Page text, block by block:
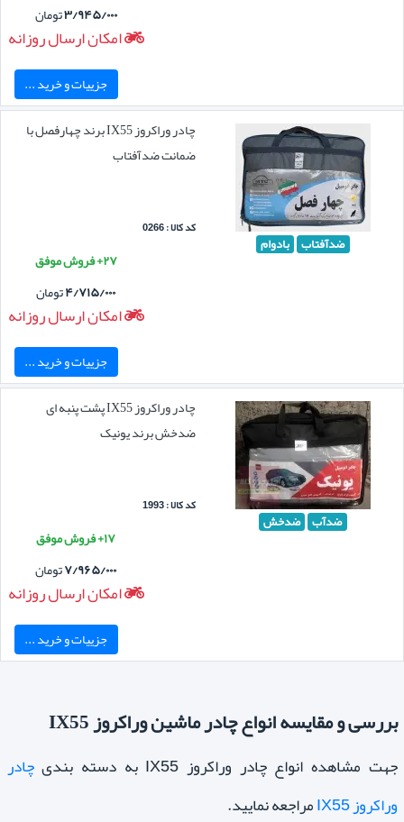
۳/۹۴۵/۰۰۰تومان
امکان ارسال روزانه
جزییات و خرید ...
ضدآفتاب بادوام
چادر وراکروز IX55 برند چهارفصل با
ضمانت ضدآفتاب
کد کالا : 0266
۲۷+ فروش موفق
۴/۷۱۵/۰۰۰تومان
امکان ارسال روزانه
جزییات و خرید ...
ضدآب ضدخش
چادر وراکروز IX55 پشت پنبه ای
ضدخش برند یونیک
کد کالا : 1993
۱۷+ فروش موفق
۷/۹۶۵/۰۰۰تومان
امکان ارسال روزانه
جزییات و خرید ...
بررسی و مقایسه انواع چادر ماشین وراکروز IX55
جهت مشاهده انواع چادر وراکروز IX55 به دسته بندی
چادر
وراکروز IX55
مراجعه نمایید.